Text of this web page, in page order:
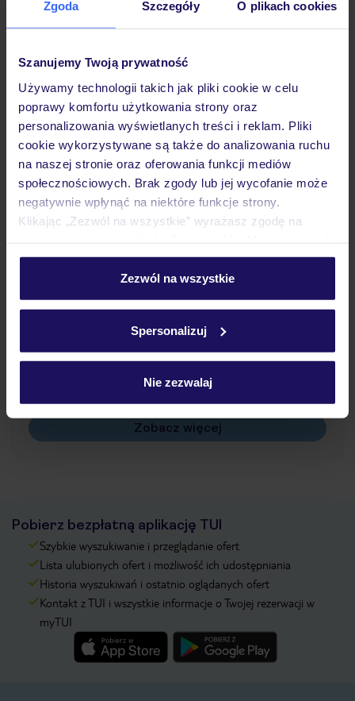
Zgoda Szczegóły O plikach cookies
Szanujemy Twoją prywatność
Używamy technologii takich jak pliki cookie w celu
poprawy komfortu użytkowania strony oraz
personalizowania wyświetlanych treści i reklam. Pliki
cookie wykorzystywane są także do analizowania ruchu
na naszej stronie oraz oferowania funkcji mediów
społecznościowych. Brak zgody lub jej wycofanie może
negatywnie wpłynąć na niektóre funkcje strony.
Klikając „Zezwól na wszystkie” wyrażasz zgodę na
personalizować swój wybór wchodząc w zakładkę
Szczegółowe informacje o plikach cookie znajdziesz
Zezwól na wszystkie
Spersonalizuj
Nie zezwalaj
Hotel
Wyżywienie
Atrakcje
Czy w Hotelu będzie przedstawiciel TUI?
Na jakiej podstawie i gdzie otrzymam karty
Zobacz więcej
Pobierz bezpłatną aplikację TUI
Szybkie wyszukiwanie i przeglądanie ofert
Lista ulubionych ofert i możliwość ich udostępniania
Historia wyszukiwań i ostatnio oglądanych ofert
Kontakt z TUI i wszystkie informacje o Twojej rezerwacji w
myTUI